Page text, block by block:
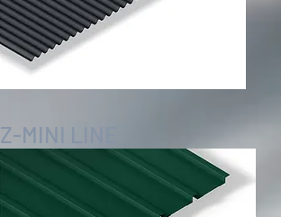
Z-MINI LINE